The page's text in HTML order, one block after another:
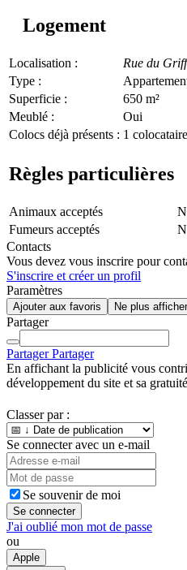
Logement
Localisation : Rue du
Type :
Superficie :
650 m²
Meublé :
Oui
Colocs déjà présents : 1 colocataire
Règles particulières
Animaux acceptés
Fumeurs acceptés
Contacts
Vous devez vous inscrire pour
S'inscrire et créer un profil
Paramètres
Ajouter aux favoris Ne plus afficher
Partager
PartagerPartager
En affichant la publicité vous
développement du site et sa
Classer par :
Se connecter avec un e-mail
Se souvenir de moi
Se connecter
J'ai oublié mon mot de passe
ou
Apple